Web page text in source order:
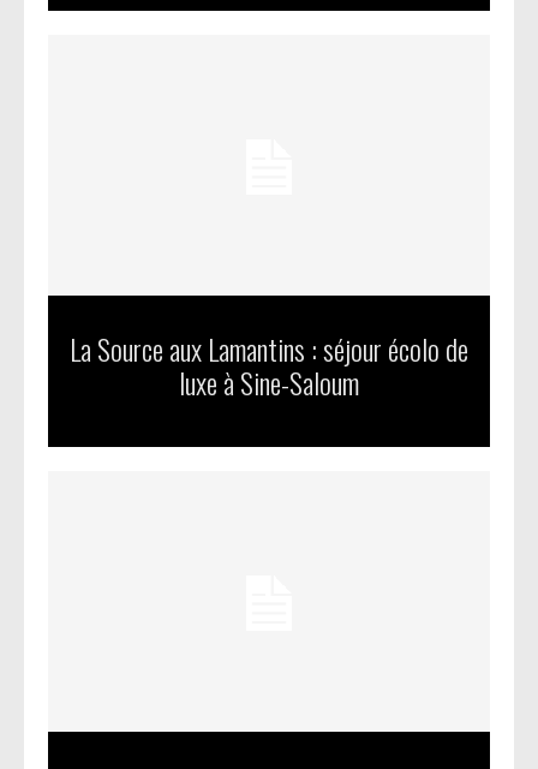
La Source aux Lamantins : séjour écolo de
luxe à Sine-Saloum